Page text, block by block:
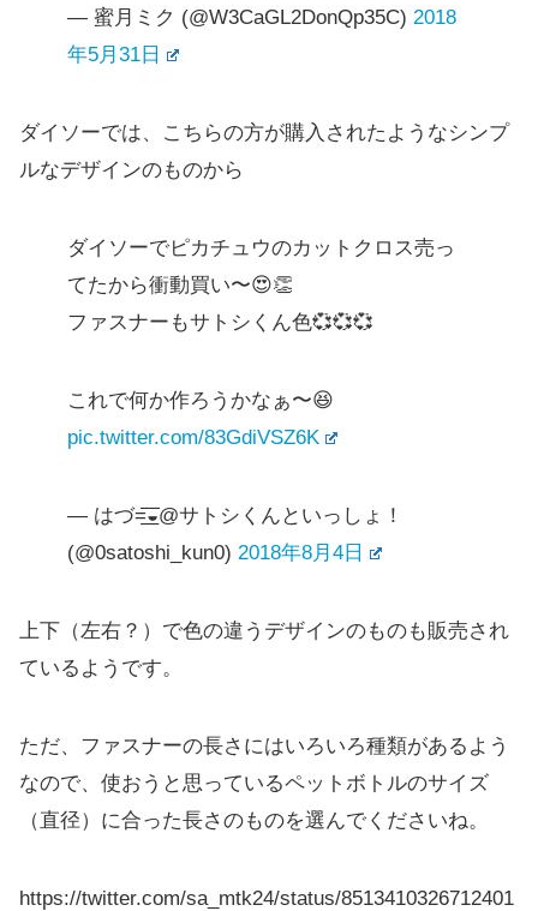
— 蜜月ミク (@W3CaGL2DonQp35C) 2018
年5月31日
ダイソーでは、こちらの方が購入されたようなシンプ
ルなデザインのものから
ダイソーでピカチュウのカットクロス売っ
てたから衝動買い〜😍👏
ファスナーもサトシくん色💞💞💞
これで何か作ろうかなぁ〜😆
pic.twitter.com/83GdiVSZ6K
— はづ=͟͟͞͞◒@サトシくんといっしょ！
(@0satoshi_kun0) 2018年8月4日
上下（左右？）で色の違うデザインのものも販売され
ているようです。
ただ、ファスナーの長さにはいろいろ種類があるよう
なので、使おうと思っているペットボトルのサイズ
（直径）に合った長さのものを選んでくださいね。
https://twitter.com/sa_mtk24/status/8513410326712401